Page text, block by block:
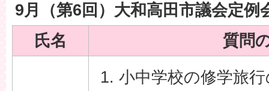
9月（第6回）大和高田市議会定例
氏名
質問
小中学校の修学旅